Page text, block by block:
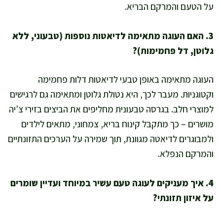
על הטעם והמרקם הבריא.
3. האם העוגה מתאימה לדיאטות נוספות (טבעוני, ללא
גלוטן, דל פחמימות)?
העוגה מתאימה באופן טבעי לדיאטות דלות פחמימה
וקטוגניות. מעבר לכך, היא נטולת גלוטן ומתאימה גם לרגישים
למוצרי חלב. בגרסה טבעונית מחליפים את הביצים בזירי צ'יה
מושרים – כך מתקבל קינוח בריא, צמחוני, מתאים לילדים
ולמבוגרים לדיאטה מגוונת, תוך שמירה על הערכים התזונתיים
והמרקם הנפלא.
4. איך מעניקים לעוגה טעם עשיר במיוחד ועדיין שומרים
על איזון תזונתי?